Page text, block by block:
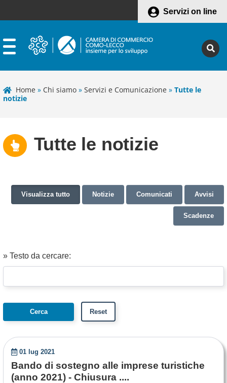
Servizi on line
Home » Chi siamo » Servizi e Comunicazione » Tutte le
notizie
Tutte le notizie
Visualizza tutto Notizie Comunicati Avvisi
Scadenze
» Testo da cercare:
01 lug 2021
Bando di sostegno alle imprese turistiche
(anno 2021) - Chiusura ....